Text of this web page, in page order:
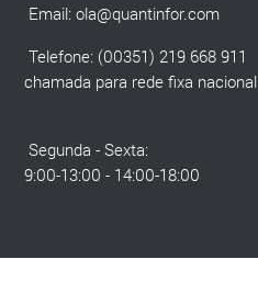
Email:ola@quantinfor.com
Telefone: (00351) 219 668 911
chamada para rede fixa nacional
Segunda - Sexta:
9:00-13:00 - 14:00-18:00